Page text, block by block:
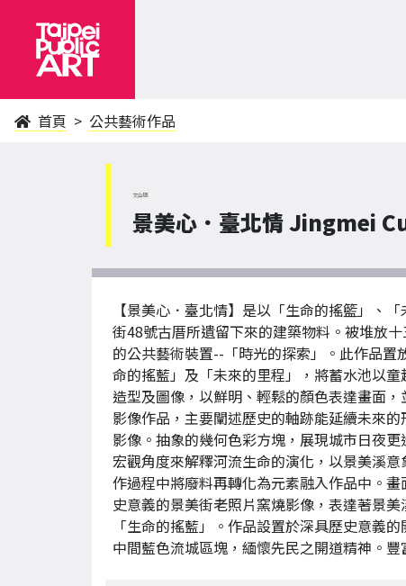
首頁 公共藝術作品
文山區
景美心．臺北情 Jingmei
【景美心．臺北情】是以「生命的搖籃」、
街48號古厝所遺留下來的建築物料。被堆放
的公共藝術裝置--「時光的探索」。此作品
命的搖藍」及「未來的里程」，將蓄水池以
造型及圖像，以鮮明、輕鬆的顏色表達畫面
影像作品，主要闡述歷史的軸跡能延續未來
影像。抽象的幾何色彩方塊，展現城市日夜
宏觀角度來解釋河流生命的演化，以景美溪
作過程中將廢料再轉化為元素融入作品中。
史意義的景美街老照片窯燒影像，表達著景
「生命的搖藍」。作品設置於深具歷史意義
中間藍色流城區塊，緬懷先民之開道精神。